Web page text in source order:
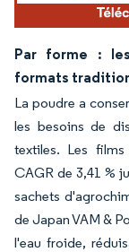
Par forme :
formats
La poudre a
les besoins de
textiles. Les films
CAGR de 3,41 %
sachets
de Japan VAM &
l'eau froide,